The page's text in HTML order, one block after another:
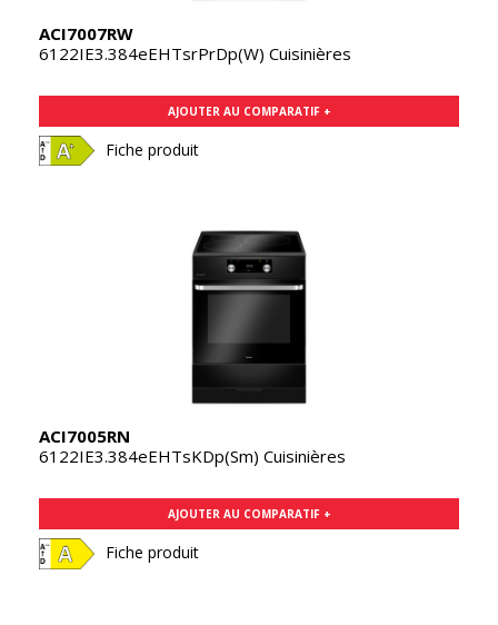
ACI7007RW
6122IE3.384eEHTsrPrDp(W) Cuisinières
AJOUTER AU COMPARATIF +
Fiche produit
ACI7005RN
6122IE3.384eEHTsKDp(Sm) Cuisinières
AJOUTER AU COMPARATIF +
Fiche produit